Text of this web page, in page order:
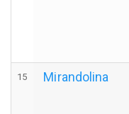
15 Mirandolina